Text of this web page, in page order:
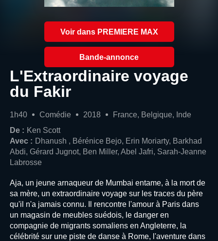
Voir dans PREMIERE MAX
Bande-annonce
L'Extraordinaire voyage
du Fakir
1h40 Comédie 2018
France, Belgique, Inde
De : Ken Scott
Avec : Dhanush , Bérénice Bejo, Erin Moriarty, Barkhad
Abdi, Gérard Jugnot, Ben Miller, Abel Jafri, Sarah-Jeanne
Labrosse
Aja, un jeune arnaqueur de Mumbai entame, à la mort de
sa mère, un extraordinaire voyage sur les traces du père
qu'il n'a jamais connu. Il rencontre l'amour à Paris dans
un magasin de meubles suédois, le danger en
compagnie de migrants somaliens en Angleterre, la
célébrité sur une piste de danse à Rome, l'aventure dans